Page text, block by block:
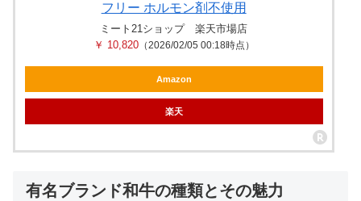
フリー ホルモン剤不使用
ミート21ショップ 楽天市場店
￥ 10,820（2026/02/05 00:18時点）
Amazon
楽天
有名ブランド和牛の種類とその魅力